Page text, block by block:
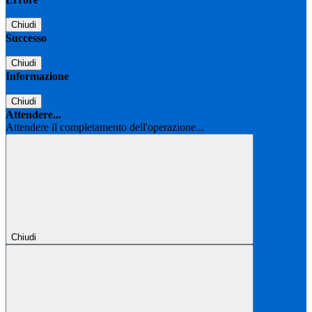
Chiudi
Successo
Chiudi
Informazione
Chiudi
Attendere...
Attendere il completamento dell'operazione...
Chiudi